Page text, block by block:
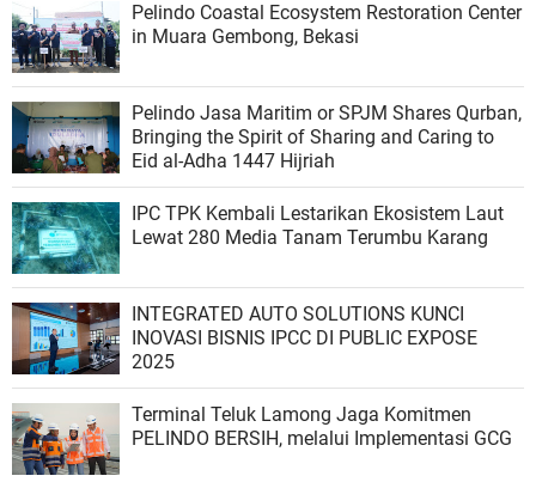
Pelindo Coastal Ecosystem Restoration Center
in Muara Gembong, Bekasi
Pelindo Jasa Maritim or SPJM Shares Qurban,
Bringing the Spirit of Sharing and Caring to
Eid al-Adha 1447 Hijriah
IPC TPK Kembali Lestarikan Ekosistem Laut
Lewat 280 Media Tanam Terumbu Karang
INTEGRATED AUTO SOLUTIONS KUNCI
INOVASI BISNIS IPCC DI PUBLIC EXPOSE
2025
Terminal Teluk Lamong Jaga Komitmen
PELINDO BERSIH, melalui Implementasi GCG